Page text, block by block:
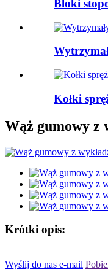
Bloki
Kołki
Wąż gumowy z
Krótki opis:
Wyślij do nas e-mail